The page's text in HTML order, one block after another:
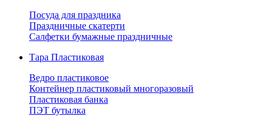
Посуда для праздника
Праздничные скатерти
Салфетки бумажные праздничные
Тара Пластиковая
Ведро пластиковое
Контейнер пластиковый многоразовый
Пластиковая банка
ПЭТ бутылка